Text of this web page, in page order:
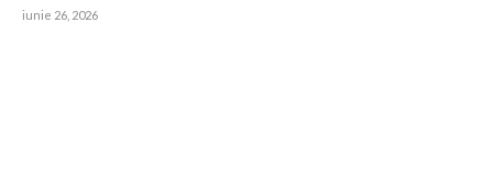
iunie 26, 2026